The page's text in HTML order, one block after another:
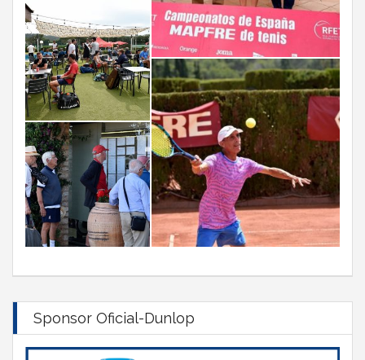
Sponsor Oficial-Dunlop